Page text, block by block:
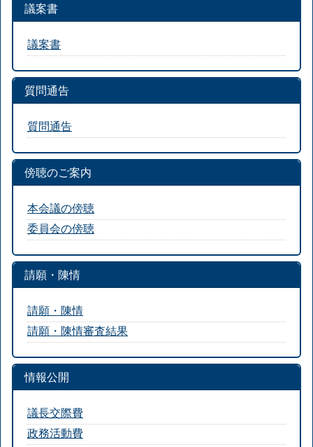
議案書
議案書
質問通告
質問通告
傍聴のご案内
本会議の傍聴
委員会の傍聴
請願・陳情
請願・陳情
請願・陳情審査結果
情報公開
議長交際費
政務活動費